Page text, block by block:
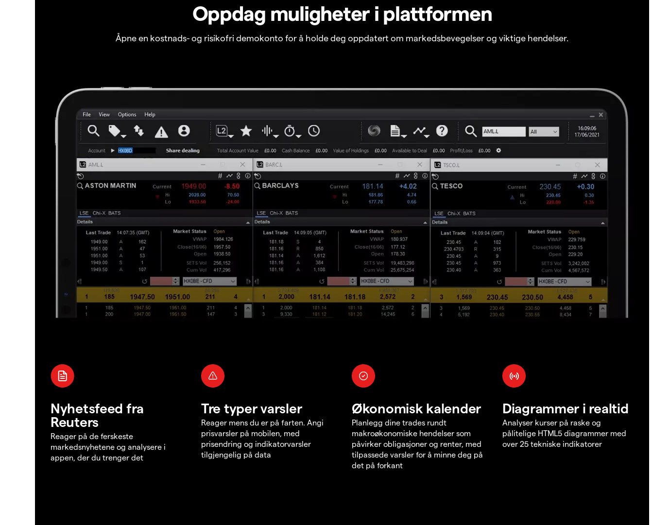
Oppdag muligheter i plattformen
Åpne en kostnads- og risikofri demokonto for å holde deg oppdatert om markedsbevegelser og viktige hendelser.
Nyhetsfeed fra
Reuters
Reager på de ferskeste
markedsnyhetene og analysere i
appen, der du trenger det
Tre typer varsler
Reager mens du er på farten. Angi
prisvarsler på mobilen, med
prisendring og indikatorvarsler
tilgjengelig på data
Økonomisk kalender
Planlegg dine trades rundt
makroøkonomiske hendelser som
påvirker obligasjoner og renter, med
tilpassede varsler for å minne deg på
det på forkant
Diagrammer i realtid
Analyser kurser på raske og
pålitelige HTML5 diagrammer med
over 25 tekniske indikatorer